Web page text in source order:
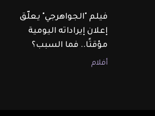
فيلم "الجواهرجي" يعلّق
إعلان إيراداته اليومية
مؤقتًا.. فما السبب؟
أفلام